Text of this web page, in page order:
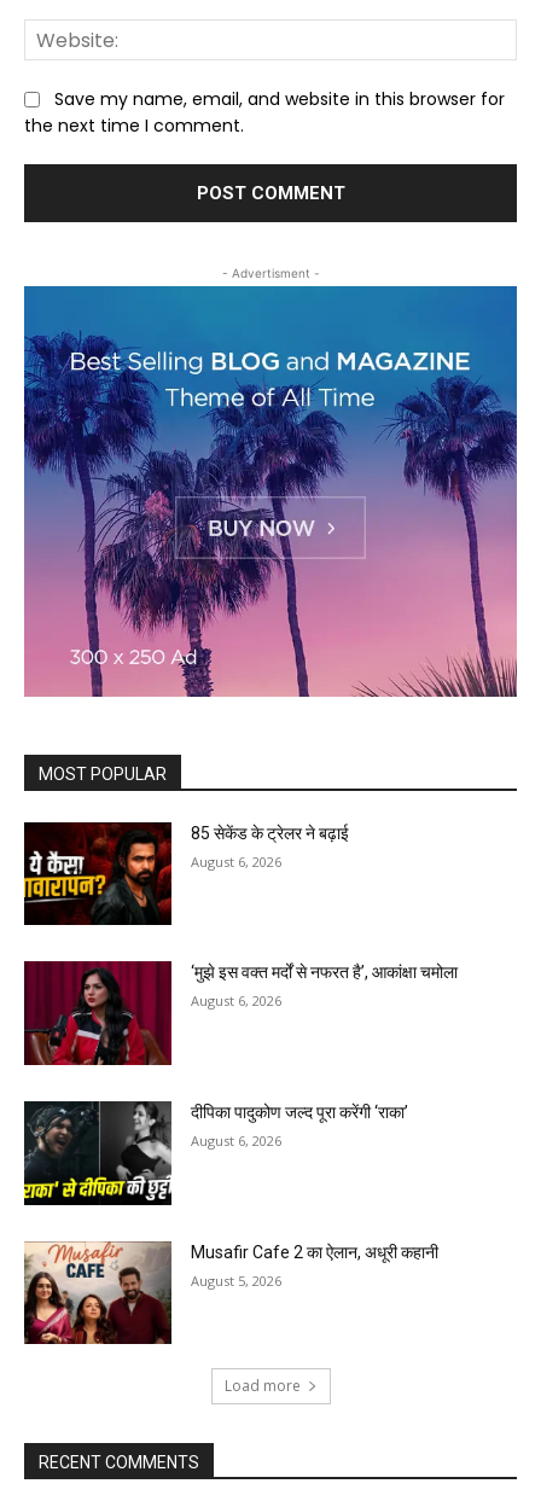
Save my name, email, and website in this browser for
the next time I comment.
- Advertisment -
MOST POPULAR
85 सेकेंड के ट्रेलर ने बढ़ाई
August 6, 2026
‘मुझे इस वक्त मर्दों से नफरत है’, आकांक्षा चमोला
August 6, 2026
दीपिका पादुकोण जल्द पूरा करेंगी ‘राका’
August 6, 2026
Musafir Cafe 2 का ऐलान, अधूरी कहानी
August 5, 2026
Load more
RECENT COMMENTS